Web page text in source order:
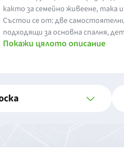
както за семейно живеене, така
Състои се от: две
подходящи за основна спалня,
Покажи цялото описание